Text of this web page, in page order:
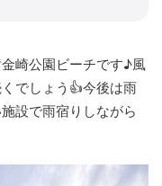
崎公園ビーチです♪風
でしょう👍今後は雨
設で雨宿りしながら